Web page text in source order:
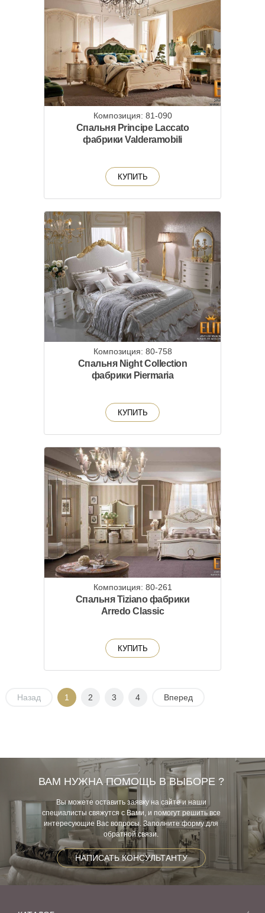
Композиция: 81-090
Спальня Principe Laccato
фабрики Valderamobili
КУПИТЬ
Композиция: 80-758
Спальня Night Collection
фабрики Piermaria
КУПИТЬ
Композиция: 80-261
Спальня Tiziano фабрики
Arredo Classic
КУПИТЬ
Назад 1 2 3 4 Вперед
ВАМ НУЖНА ПОМОЩЬ В ВЫБОРЕ ?
Вы можете оставить заявку на сайте и наши
специалисты свяжутся с Вами, и помогут решить все
интересующие Вас вопросы. Заполните форму для
обратной связи.
НАПИСАТЬ КОНСУЛЬТАНТУ